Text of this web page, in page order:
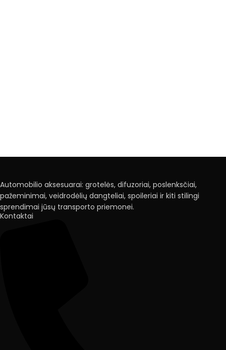
Automobilio aksesuarai: grotelės, difuzoriai, poslenksčiai,
pažeminimai, veidrodėlių dangteliai, spoileriai ir kiti stilingi
sprendimai jūsų transporto priemonei.
Kontaktai